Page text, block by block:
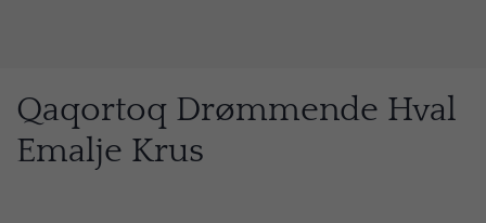
Qaqortoq Drømmende Hval
Emalje Krus